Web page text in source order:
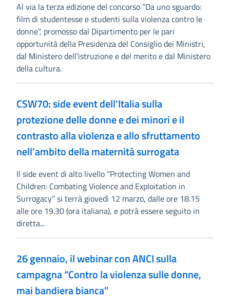
Al via la terza edizione del concorso “Da uno sguardo:
film di studentesse e studenti sulla violenza contro le
donne”, promosso dal Dipartimento per le pari
opportunità della Presidenza del Consiglio dei Ministri,
dal Ministero dell’istruzione e del merito e dal Ministero
della cultura.
CSW70: side event dell’Italia sulla
protezione delle donne e dei minori e il
contrasto alla violenza e allo sfruttamento
nell’ambito della maternità surrogata
Il side event di alto livello “Protecting Women and
Children: Combating Violence and Exploitation in
Surrogacy” si terrà giovedì 12 marzo, dalle ore 18.15
alle ore 19.30 (ora italiana), e potrà essere seguito in
diretta...
26 gennaio, il webinar con ANCI sulla
campagna “Contro la violenza sulle donne,
mai bandiera bianca”